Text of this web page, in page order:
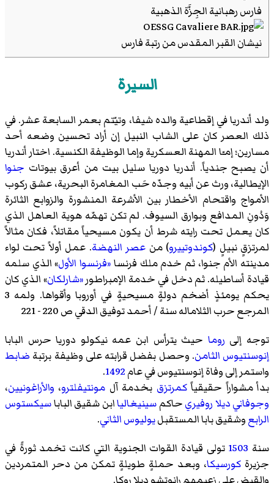
فارس رهبانية الجِزَّة الذهبية
نيشان القبر المقدس من رتبة فارس
السيرة
ولد أندريا في إقطاعية والده شيفا، وتيّتم بعمر السابعة عشر. في
ذلك العصر كان على الشاب النبيل إن أراد تحسين وضعه أحد
مسارين؛ إمـّا المهنة العسكرية وإما الوظيفة الكنسية. اختار أندريا
أن يصبح جندياً. أندريا دوريا سليل بيت من أعرق بيوتات جنوا
الإيطالية، ورث عن أبيه وجدّه حَب المغامرة البحرية، عشق ركوب
الأمواج واقتحام الأخطار بين الأشرعة المنشورة والزوابع الثائرة
وَدُونِ المدافع وبوارق السيوف. لم تكن تهمّه هوية العاهل الذي
كان يعمل تحت رايته شرط أن يكون مسيحياً مقاتلاً، فكان مثالاً
لمرتزقٍ نبيلٍ (كوندوتييرو) من عصر النهضة. عمل أولاً تحت لواء
مدينته الأم جنوا، ثم خدم ملك فرنسا«فرنسوا الأول» الذي سلمه
قيادة أساطيله. ثم دخل في خدمة الإمبراطور«شارلكان» الذي كان
يحكم يومئذٍ أضخم دولةٍ مسيحيةٍ في أوروبا وأقواها. ولمه 3
المرجع حرب الثلاماله سنة / أحمد توفيق الدقي ص 220 - 221
توجه إلى روما حيث يترأس ابن عمهنيكولو دورياحرس البابا
إنوسنتيوس الثامن. وحصل بفضل قرابته على وظيفة برتبة ضابط
واستمر إلى وفاة إنوسنتيوس في عام1492
.
بدأ مشواراً حقيقياًكمرتزق بخدمة آل مونتيفلترو، والأراغونيين،
وجوفاني ديلا روفيريحاكمسينيغالياابن شقيق الباباسيكستوس
الرابعوشقيق بابا المستقبليوليوس الثاني.
سنة 1503 تولى قيادة القوات الجنوية التي كانت تخمد ثورةً في
جزيرة كورسيكا، وبعد حملةٍ طويلةٍ تمكن من دحر المتمردين